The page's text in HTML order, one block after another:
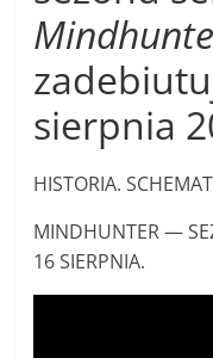
sierpnia
HISTORIA.
MINDHUNTER —
16 SIERPNIA.